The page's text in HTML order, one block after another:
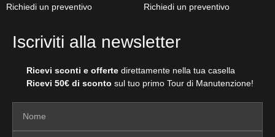
Richiedi un preventivo Richiedi un preventivo
Iscriviti alla newsletter
Ricevi sconti e offertedirettamente nella tua casella
Ricevi 50€ di sconto sul tuo primo Tour di Manutenzione!